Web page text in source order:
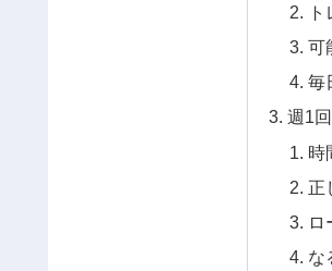
可
毎
週1
時
正
ロ
な